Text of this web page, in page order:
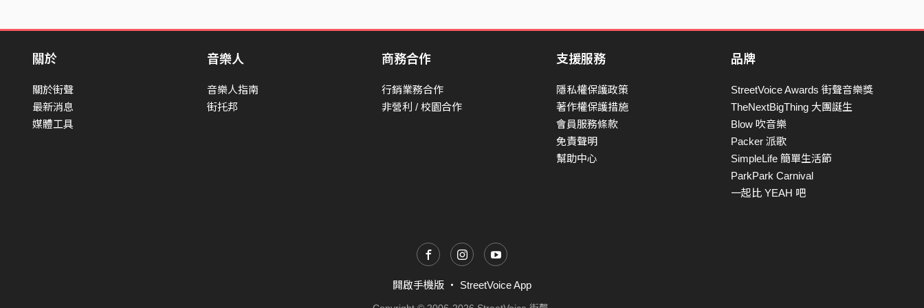
關於
關於街聲
最新消息
媒體工具
音樂人
音樂人指南
街托邦
商務合作
行銷業務合作
非營利 / 校園合作
支援服務
隱私權保護政策
著作權保護措施
會員服務條款
免責聲明
幫助中心
品牌
StreetVoice Awards 街聲音樂獎
TheNextBigThing 大團誕生
Blow 吹音樂
Packer 派歌
SimpleLife 簡單生活節
ParkPark Carnival
一起比 YEAH 吧
開啟手機版 ・ StreetVoice App